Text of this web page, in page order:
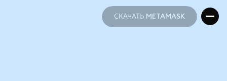
СКАЧАТЬ METAMASK